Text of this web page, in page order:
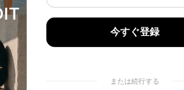
今すぐ登録
または続行する